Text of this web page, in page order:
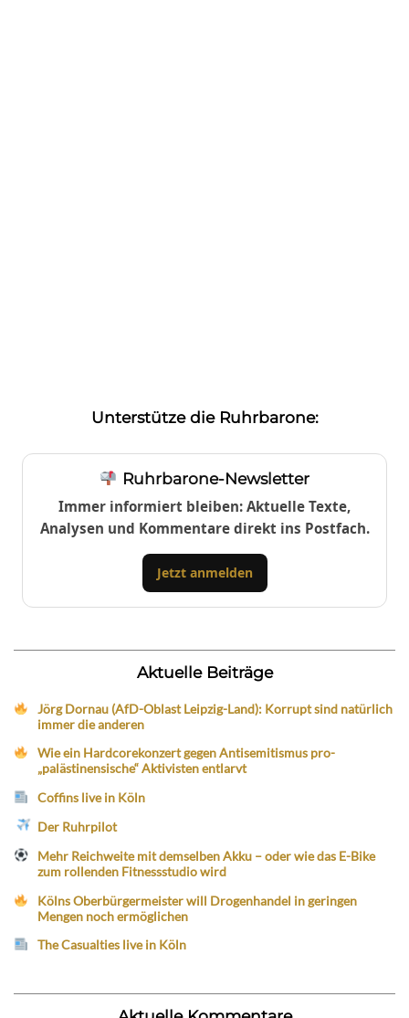
Unterstütze die Ruhrbarone:
Ruhrbarone-Newsletter
Immer informiert bleiben: Aktuelle Texte,
Analysen und Kommentare direkt ins Postfach.
Jetzt anmelden
Aktuelle Beiträge
Jörg Dornau (AfD-Oblast Leipzig-Land): Korrupt sind natürlich
immer die anderen
Wie ein Hardcorekonzert gegen Antisemitismus pro-
„palästinensische“ Aktivisten entlarvt
Coffins live in Köln
Der Ruhrpilot
Mehr Reichweite mit demselben Akku – oder wie das E-Bike
zum rollenden Fitnessstudio wird
Kölns Oberbürgermeister will Drogenhandel in geringen
Mengen noch ermöglichen
The Casualties live in Köln